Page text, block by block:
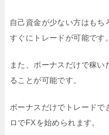
自己資金が少ない方はもち
すぐにトレードが可能です。
また、ボーナスだけで稼い
ることが可能です。
ボーナスだけでトレードで
ロでFXを始められます。